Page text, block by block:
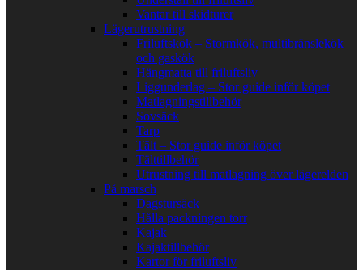
Vantar till skidturer
Lägerutrustning
Friluftskök – Stormkök, multibränslekök
och gaskök
Hängmatta till friluftsliv
Liggunderlag – Stor guide inför köpet
Matlagningstillbehör
Sovsäck
Tarp
Tält – Stor guide inför köpet
Tälttillbehör
Utrustning till matlagning över lägerelden
På marsch
Dagstursäck
Hålla packningen torr
Kajak
Kajaktillbehör
Kartor för friluftsliv